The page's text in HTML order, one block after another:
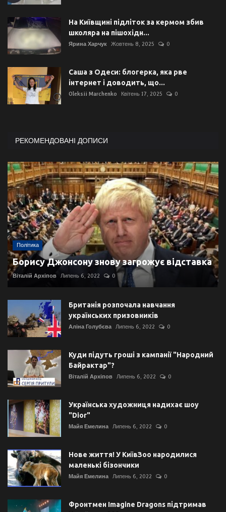
На Київщині підліток за кермом збив
школяра на пішохідн...
Ярина Харчук Жовтень 8, 2025 0
Саша з Одеси: блогерка, яка рве
інтернет і доводить, що...
Oleksii Marchenko Квітень 17, 2025 0
РЕКОМЕНДОВАНІ ДОПИСИ
Політика
Борису Джонсону знову загрожує відставка
Віталій Архіпов Липень 6, 2022 0
Британія розпочала навчання
українських призовників
Аліна Голубєва Липень 6, 2022 0
Куди підуть гроші з кампанії "Народний
Байрактар"?
Віталій Архіпов Липень 6, 2022 0
Українська художниця надихає шоу
"Dior"
Майя Емелина Липень 6, 2022 0
Нове життя! У КиївЗоо народилися
маленькі бізончики
Майя Емелина Липень 6, 2022 0
Фронтмен Imagine Dragons підтримав